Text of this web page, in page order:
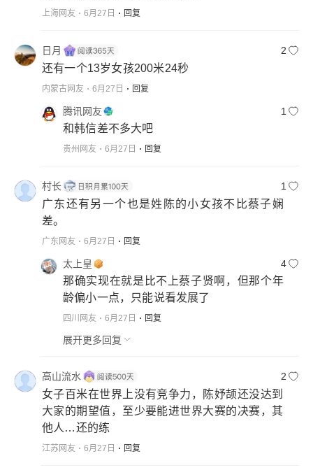
上海网友 6月27日 回复
日月 2
还有一个13岁女孩200米24秒
内蒙古网友 6月27日 回复
腾讯网友 1
和韩信差不多大吧
贵州网友 6月27日 回复
村长 1
广东还有另一个也是姓陈的小女孩不比蔡子娴
差。
广东网友 6月27日 回复
太上皇 4
那确实现在就是比不上蔡子贤啊，但那个年
龄偏小一点，只能说看发展了
四川网友 6月27日 回复
展开更多回复
高山流水 2
女子百米在世界上没有竞争力，陈妤颉还没达到
大家的期望值，至少要能进世界大赛的决赛，其
他人…还的练
江苏网友 6月27日 回复